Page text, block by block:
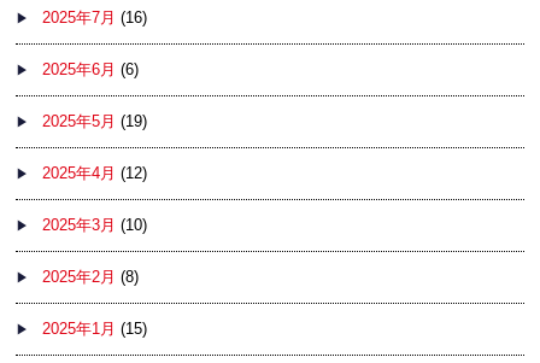
2025年7月 (16)
2025年6月 (6)
2025年5月 (19)
2025年4月 (12)
2025年3月 (10)
2025年2月 (8)
2025年1月 (15)